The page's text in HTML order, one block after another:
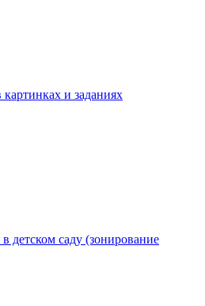
и заданиях
детском саду (зонирование